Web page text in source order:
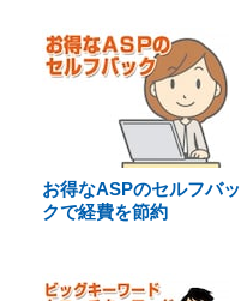
お得なASPのセルフバッ
クで経費を節約